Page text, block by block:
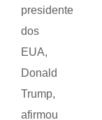
presidente
dos
EUA,
Donald
Trump,
afirmou